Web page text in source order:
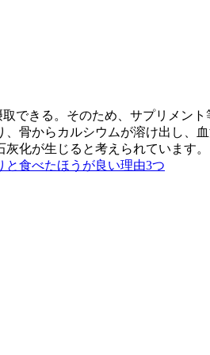
できる。そのため、サプリメン
骨からカルシウムが溶け出し、
化が生じると考えられています
と食べたほうが良い理由3つ